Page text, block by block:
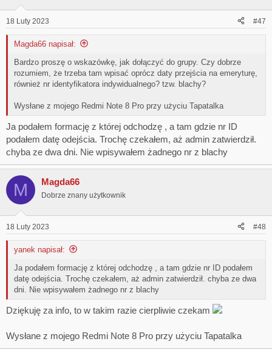
18 Luty 2023 #47
Magda66 napisał:
Bardzo proszę o wskazówkę, jak dołączyć do grupy. Czy dobrze
rozumiem, że trzeba tam wpisać oprócz daty przejścia na emeryturę,
również nr identyfikatora indywidualnego? tzw. blachy?
Wysłane z mojego Redmi Note 8 Pro przy użyciu Tapatalka
Ja podałem formację z której odchodzę , a tam gdzie nr ID
podałem datę odejścia. Trochę czekałem, aż admin zatwierdził.
chyba ze dwa dni. Nie wpisywałem żadnego nr z blachy
M Magda66
Dobrze znany użytkownik
18 Luty 2023 #48
yanek napisał:
Ja podałem formację z której odchodzę , a tam gdzie nr ID podałem
datę odejścia. Trochę czekałem, aż admin zatwierdził. chyba ze dwa
dni. Nie wpisywałem żadnego nr z blachy
Dziękuję za info, to w takim razie cierpliwie czekam
Wysłane z mojego Redmi Note 8 Pro przy użyciu Tapatalka